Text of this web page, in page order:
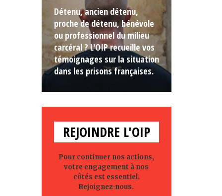
Détenu, ancien détenu,
proche de détenu, bénévole
ou professionnel du milieu
carcéral ? L'OIP recueille vos
témoignages sur la situation
dans les prisons françaises.
REJOINDRE L'OIP
Pour continuer nos actions,
votre engagement à nos
côtés est essentiel.
Rejoignez-nous.